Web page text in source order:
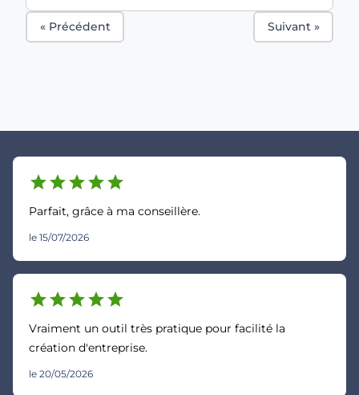
« Précédent Suivant »
starstarstarstarstar
Parfait, grâce à ma conseillère.
le 15/07/2026
starstarstarstarstar
Vraiment un outil très pratique pour facilité la
création d'entreprise.
le 20/05/2026